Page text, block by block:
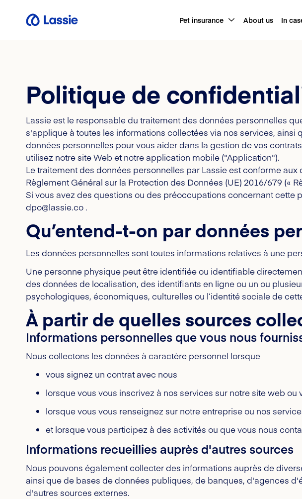
Pet insurance About us In
Politique de
Lassie est le responsable du traitement des données personnelles
s'applique à toutes les informations collectées via nos services,
données personnelles pour vous aider dans la gestion de vos
utilisez notre site Web et notre application mobile ("Application").
Le traitement des données personnelles par Lassie est conforme
Règlement Général sur la Protection des Données (UE) 2016/679 («
Si vous avez des questions ou des préoccupations concernant
dpo@lassie.co .
Qu’entend-t-on par données
Les données personnelles sont toutes informations relatives à une
Une personne physique peut être identifiée ou identifiable
des données de localisation, des identifiants en ligne ou un ou
psychologiques, économiques, culturelles ou l’identité sociale de
À partir de quelles sources
Informations personnelles que vous nous
Nous collectons les données à caractère personnel lorsque
vous signez un contrat avec nous
lorsque vous vous inscrivez à nos services sur notre site web ou
lorsque vous vous renseignez sur notre entreprise ou nos
et lorsque vous participez à des activités ou que vous nous
Informations recueillies auprès d'autres sources
Nous pouvons également collecter des informations auprès de
ainsi que de bases de données publiques, de banques, d'agences
d'autres sources externes.